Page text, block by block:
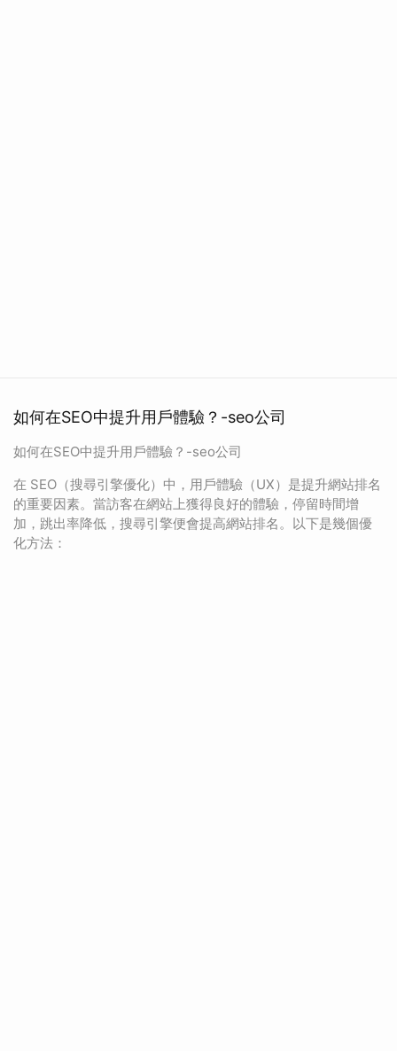
如何在SEO中提升用戶體驗？-seo公司
如何在SEO中提升用戶體驗？-seo公司
在 SEO（搜尋引擎優化）中，用戶體驗（UX）是提升網站排名
的重要因素。當訪客在網站上獲得良好的體驗，停留時間增
加，跳出率降低，搜尋引擎便會提高網站排名。以下是幾個優
化方法：